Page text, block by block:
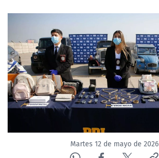
NTV
ACTUALIDAD Y TENDENCIAS
CORPORATIVO Y TRANSPARENCIA
CANAL DE DENUNCIAS
ÁREA DE PROYECTOS
Martes 12 de mayo de 2026